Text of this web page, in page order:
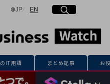
エコシステムです。
企業)
JP日本語
ENEnglish
検索する
IT用語 まとめ記事 お